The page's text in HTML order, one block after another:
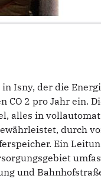
Isny, der die
2 pro Jahr ein.
alles in
durch
Ein
und